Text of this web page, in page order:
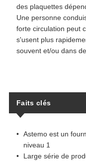
des plaquettes
Une personne
forte circulation peut
s'usent plus
souvent et/ou dans
Faits clés
Astemo est un
niveau 1
Large série de